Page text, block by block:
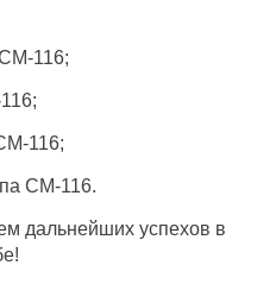
116;
116;
СМ-116.
дальнейших успехов в